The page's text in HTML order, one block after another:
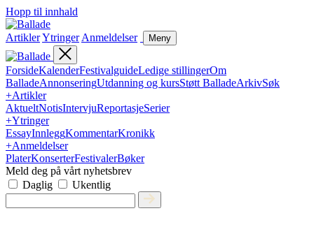
Hopp til innhald
ArtiklerYtringer Anmeldelser Meny
ForsideKalenderFestivalguideLedige stillingerOm
BalladeAnnonseringUtdanning og kursStøtt BalladeArkivSøk
+Artikler
AktueltNotisIntervjuReportasjeSerier
+Ytringer
EssayInnleggKommentarKronikk
+Anmeldelser
PlaterKonserterFestivalerBøker
Meld deg på vårt nyhetsbrev
Daglig
Ukentlig